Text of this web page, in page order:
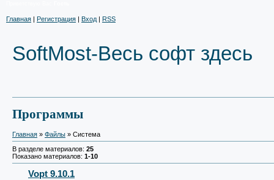
Главная | Регистрация | Вход | RSS
SoftMost-Весь софт здесь
Программы
Главная » Файлы » Система
В разделе материалов: 25
Показано материалов: 1-10
Vopt 9.10.1